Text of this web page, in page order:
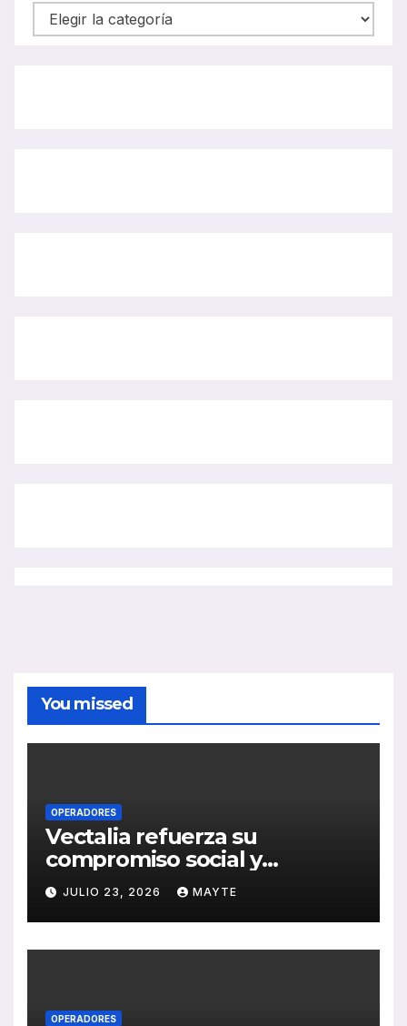
Categorías
You missed
OPERADORES
Vectalia refuerza su
compromiso social y
medioambiental con la
publicación de su Memoria
de RSC 2025
JULIO 23, 2026 MAYTE
OPERADORES